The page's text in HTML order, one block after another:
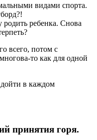
видами спорта.
родить ребенка. Снова
всего, потом с
то как для одной
в каждом
принятия горя.